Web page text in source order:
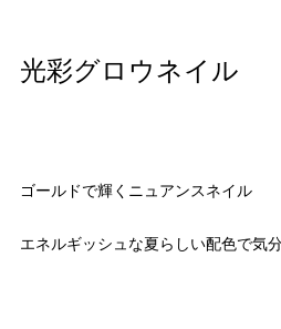
光彩グロウネイル
ゴールドで輝くニュアンスネイル
エネルギッシュな夏らしい配色で気